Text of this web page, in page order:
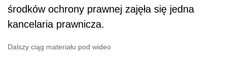
środków ochrony prawnej zajęła się jedna
kancelaria prawnicza.
Dalszy ciąg materiału pod wideo